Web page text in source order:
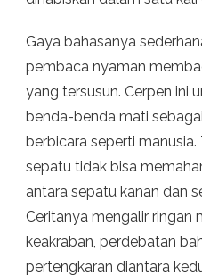
Gaya bahasanya
pembaca nyaman
yang tersusun. Cerpen ini
benda-benda mati
berbicara seperti
sepatu tidak bisa
antara sepatu kanan dan
Ceritanya mengalir ringan
keakraban, perdebatan
pertengkaran diantara